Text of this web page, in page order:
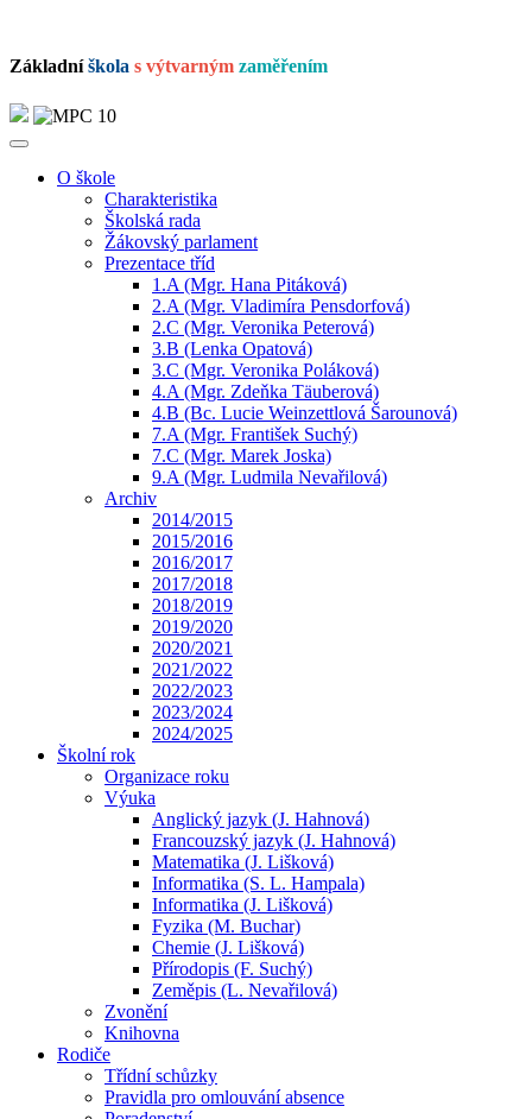
Základníškola s výtvarným zaměřením
O škole
Charakteristika
Školská rada
Žákovský parlament
Prezentace tříd
1.A (Mgr. Hana Pitáková)
2.A (Mgr. Vladimíra Pensdorfová)
2.C (Mgr. Veronika Peterová)
3.B (Lenka Opatová)
3.C (Mgr. Veronika Poláková)
4.A (Mgr. Zdeňka Täuberová)
4.B (Bc. Lucie Weinzettlová Šarounová)
7.A (Mgr. František Suchý)
7.C (Mgr. Marek Joska)
9.A (Mgr. Ludmila Nevařilová)
Archiv
2014/2015
2015/2016
2016/2017
2017/2018
2018/2019
2019/2020
2020/2021
2021/2022
2022/2023
2023/2024
2024/2025
Školní rok
Organizace roku
Výuka
Anglický jazyk (J. Hahnová)
Francouzský jazyk (J. Hahnová)
Matematika (J. Lišková)
Informatika (S. L. Hampala)
Informatika (J. Lišková)
Fyzika (M. Buchar)
Chemie (J. Lišková)
Přírodopis (F. Suchý)
Zeměpis (L. Nevařilová)
Zvonění
Knihovna
Rodiče
Třídní schůzky
Pravidla pro omlouvání absence